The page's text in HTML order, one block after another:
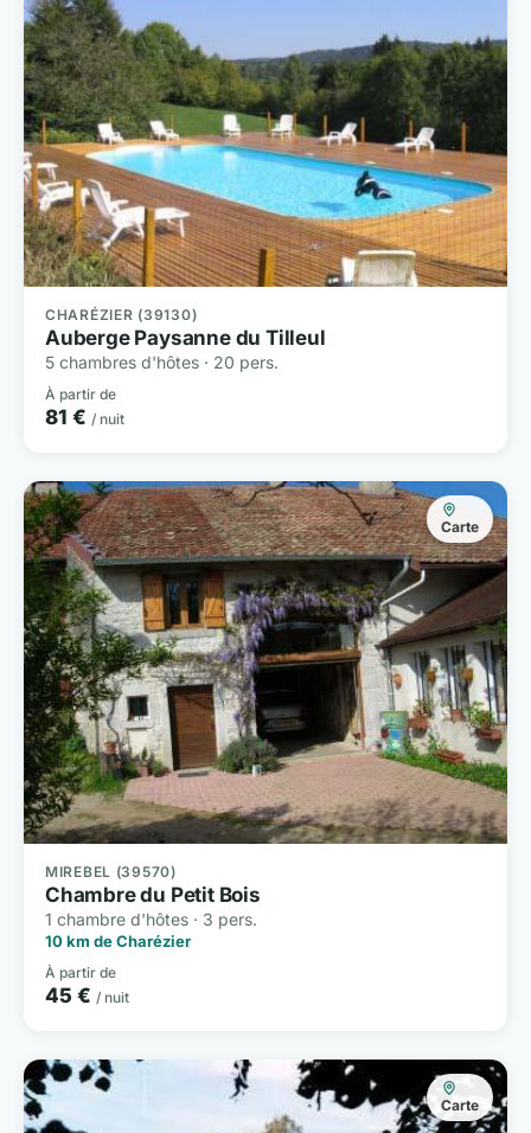
CHARÉZIER (39130)
Auberge Paysanne du Tilleul
5 chambres d'hôtes · 20 pers.
À partir de
81 € / nuit
Carte
MIREBEL (39570)
Chambre du Petit Bois
1 chambre d'hôtes · 3 pers.
10 km de Charézier
À partir de
45 € / nuit
Carte